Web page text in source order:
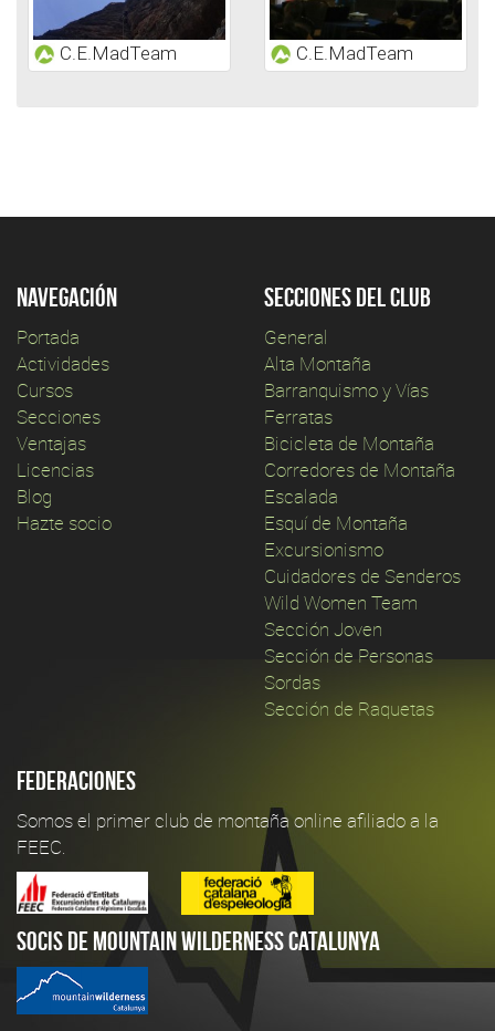
C.E.MadTeam C.E.MadTeam
Navegación
Portada
Actividades
Cursos
Secciones
Ventajas
Licencias
Blog
Hazte socio
Secciones del club
General
Alta Montaña
Barranquismo y Vías
Ferratas
Bicicleta de Montaña
Corredores de Montaña
Escalada
Esquí de Montaña
Excursionismo
Cuidadores de Senderos
Wild Women Team
Sección Joven
Sección de Personas
Sordas
Sección de Raquetas
Federaciones
Somos el primer club de montaña online afiliado a la
FEEC.
Socis de Mountain Wilderness Catalunya